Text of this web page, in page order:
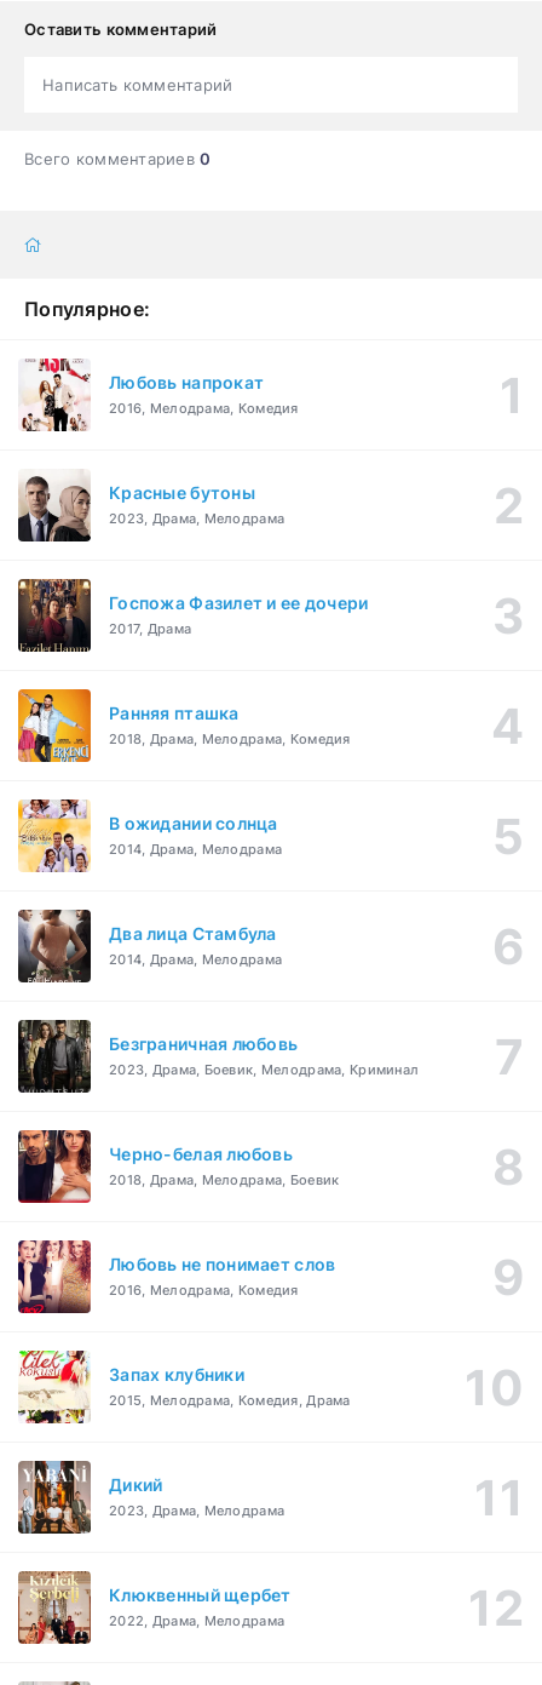
Оставить комментарий
Написать комментарий
Всего комментариев0
Популярное:
Любовь напрокат
2016, Мелодрама, Комедия
Красные бутоны
2023, Драма, Мелодрама
Госпожа Фазилет и ее дочери
2017, Драма
Ранняя пташка
2018, Драма, Мелодрама, Комедия
В ожидании солнца
2014, Драма, Мелодрама
Два лица Стамбула
2014, Драма, Мелодрама
Безграничная любовь
2023, Драма, Боевик, Мелодрама, Криминал
Черно-белая любовь
2018, Драма, Мелодрама, Боевик
Любовь не понимает слов
2016, Мелодрама, Комедия
Запах клубники
2015, Мелодрама, Комедия, Драма
Дикий
2023, Драма, Мелодрама
Клюквенный щербет
2022, Драма, Мелодрама